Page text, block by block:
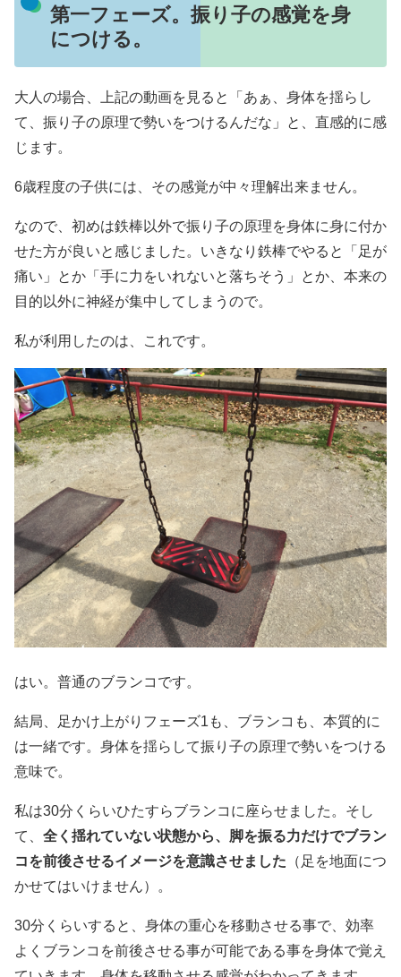
第一フェーズ。振り子の感覚を身
につける。
大人の場合、上記の動画を見ると「あぁ、身体を揺らし
て、振り子の原理で勢いをつけるんだな」と、直感的に感
じます。
6歳程度の子供には、その感覚が中々理解出来ません。
なので、初めは鉄棒以外で振り子の原理を身体に身に付か
せた方が良いと感じました。いきなり鉄棒でやると「足が
痛い」とか「手に力をいれないと落ちそう」とか、本来の
目的以外に神経が集中してしまうので。
私が利用したのは、これです。
はい。普通のブランコです。
結局、足かけ上がりフェーズ1も、ブランコも、本質的に
は一緒です。身体を揺らして振り子の原理で勢いをつける
意味で。
私は30分くらいひたすらブランコに座らせました。そし
て、 全く揺れていない状態から、脚を振る力だけでブラン
コを前後させるイメージを意識させました （足を地面につ
かせてはいけません）。
30分くらいすると、身体の重心を移動させる事で、効率
よくブランコを前後させる事が可能である事を身体で覚え